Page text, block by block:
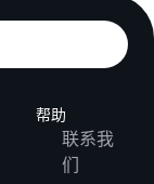
帮助
联系我
们